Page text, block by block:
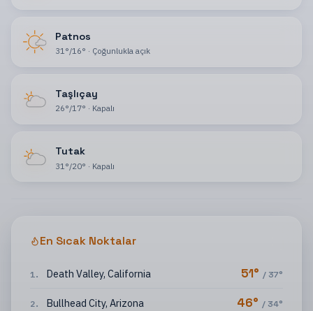
Patnos
31°/16° · Çoğunlukla açık
Taşlıçay
26°/17° · Kapalı
Tutak
31 °/20° · Kapalı
En Sıcak Noktalar
1. Death Valley, California 51° / 37°
2. Bullhead City, Arizona 46° / 34°